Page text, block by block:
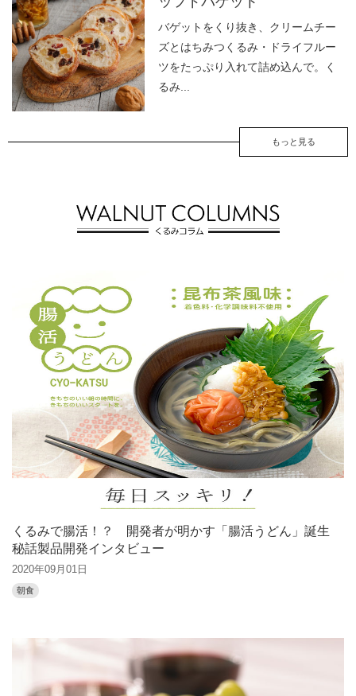
バゲットをくり抜き、クリームチー
ズとはちみつくるみ・ドライフルー
ツをたっぷり入れて詰め込んで。く
るみ...
もっと見る
くるみで腸活！？ 開発者が明かす「腸活うどん」誕生
秘話製品開発インタビュー
2020年09月01日
朝食